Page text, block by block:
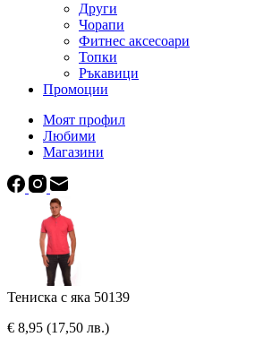
Други
Чорапи
Фитнес аксесоари
Топки
Ръкавици
Промоции
Моят профил
Любими
Магазини
Тениска с яка 50139
€ 8,95 (17,50 лв.)